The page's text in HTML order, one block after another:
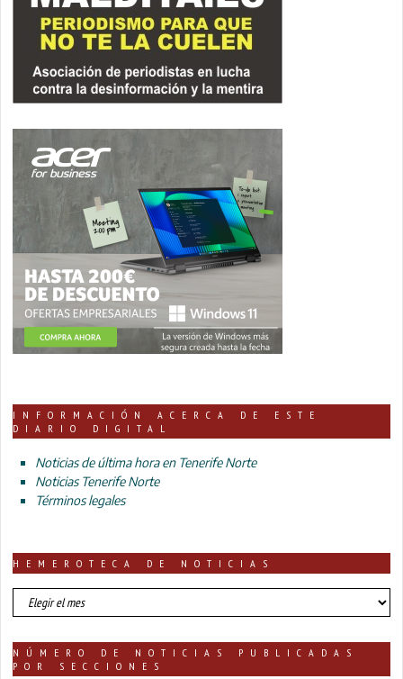
INFORMACIÓN ACERCA DE ESTE
DIARIO DIGITAL
Noticias de última hora en Tenerife Norte
Noticias Tenerife Norte
Términos legales
HEMEROTECA DE NOTICIAS
HEMEROTECA
DE
NÚMERO DE NOTICIAS PUBLICADAS
POR SECCIONES